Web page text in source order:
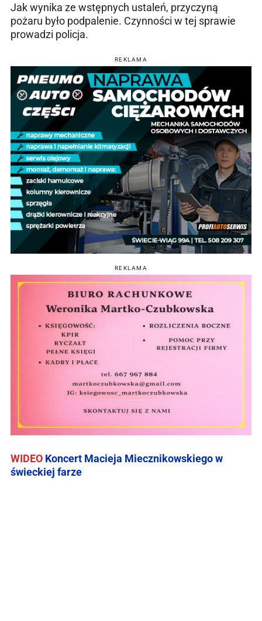
Jak wynika ze wstępnych ustaleń, przyczyną
pożaru było podpalenie. Czynności w tej sprawie
prowadzi policja.
REKLAMA
REKLAMA
WIDEO Koncert Macieja Miecznikowskiego w
świeckiej farze